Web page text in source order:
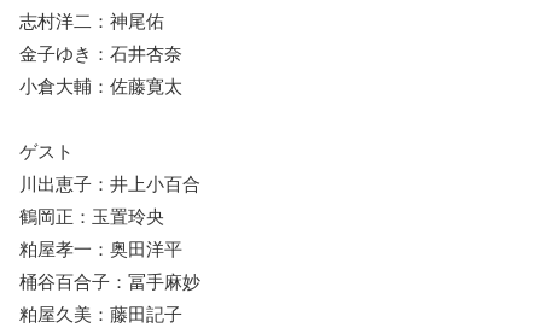
志村洋二：神尾佑
金子ゆき：石井杏奈
小倉大輔：佐藤寛太
ゲスト
川出恵子：井上小百合
鶴岡正：玉置玲央
粕屋孝一：奥田洋平
桶谷百合子：冨手麻妙
粕屋久美：藤田記子